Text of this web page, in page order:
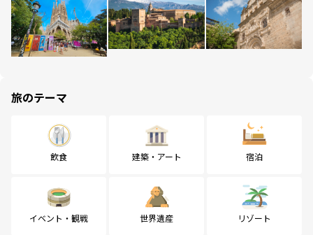
旅のテーマ
飲食 建築・アート 宿泊
イベント・観戦 世界遺産 リゾート